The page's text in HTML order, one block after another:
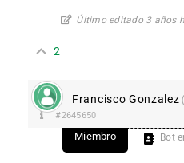
Último editado 3 años
2
Francisco Gonzalez
#2645650
Miembro Bot